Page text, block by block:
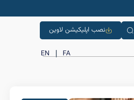
نصب اپلیکیشن لاوین
FA
EN